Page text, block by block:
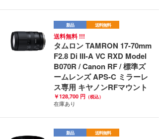
新品 送料無料
送料無料 !!!
タムロン TAMRON 17-70mm
F2.8 Di III-A VC RXD Model
B070R / Canon RF / 標準ズ
ームレンズ APS-C ミラーレ
ス専用 キヤノンRFマウント
￥128,700 円 （税込）
在庫あり
新品 送料無料